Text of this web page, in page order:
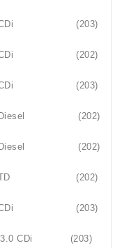
2.1 CDi (203)
2.2 CDi (202)
2.2 CDi (203)
Diesel (202)
Diesel (202)
2.5 TD (202)
2.7 CDi (203)
3.0 CDi (203)